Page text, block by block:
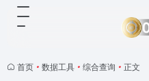
首页 • 数据工具 • 综合查询 • 正文